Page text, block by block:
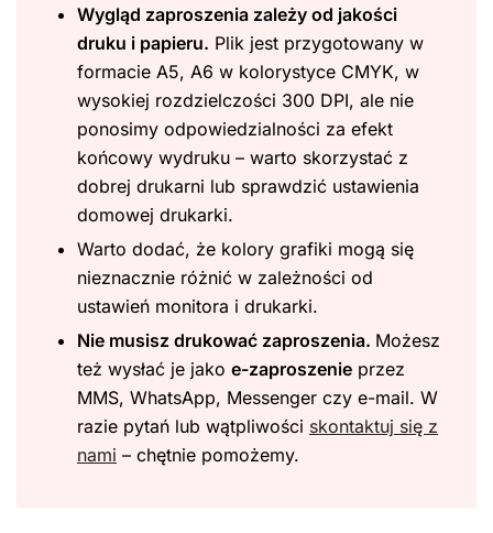
Wygląd zaproszenia zależy od jakości
druku i papieru. Plik jest przygotowany w
formacie A5, A6 w kolorystyce CMYK, w
wysokiej rozdzielczości 300 DPI, ale nie
ponosimy odpowiedzialności za efekt
końcowy wydruku – warto skorzystać z
dobrej drukarni lub sprawdzić ustawienia
domowej drukarki.
Warto dodać, że kolory grafiki mogą się
nieznacznie różnić w zależności od
ustawień monitora i drukarki.
Nie musisz drukować zaproszenia. Możesz
też wysłać je jako e-zaproszenie przez
MMS, WhatsApp, Messenger czy e-mail. W
razie pytań lub wątpliwości skontaktuj się z
nami – chętnie pomożemy.